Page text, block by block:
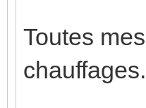
Toutes
chauffages.